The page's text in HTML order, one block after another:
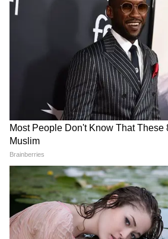
हैलाकांडी में हैवानियत: बंद कमरे का
वो खौफनाक राज...रसोई के औजार
Report:
1051
पार्टी
LATEST VIDEOS
Atiq Ahmad के पास खोदी गई अबान
शव पहुंचने पर ऐसा दिखा माहौल!
Mohan Bhagwat की Gen Z को
गई एक बात और गदगद हो गए
Dipke